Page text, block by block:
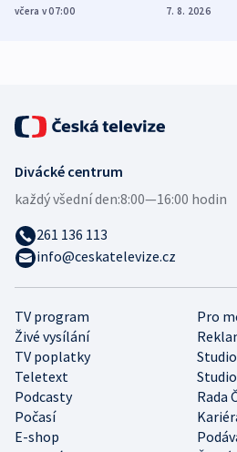
Poláky nebezpečné
včera v 07:00
míní
7. 8. 2026
TV program
Pro
Živé vysílání
TV poplatky
Teletext
Podcasty
Rada
Počasí
E-shop
Divácké centrum
každý všední den:8:00—16:00 hodin
261 136 113
info@ceskatelevize.cz